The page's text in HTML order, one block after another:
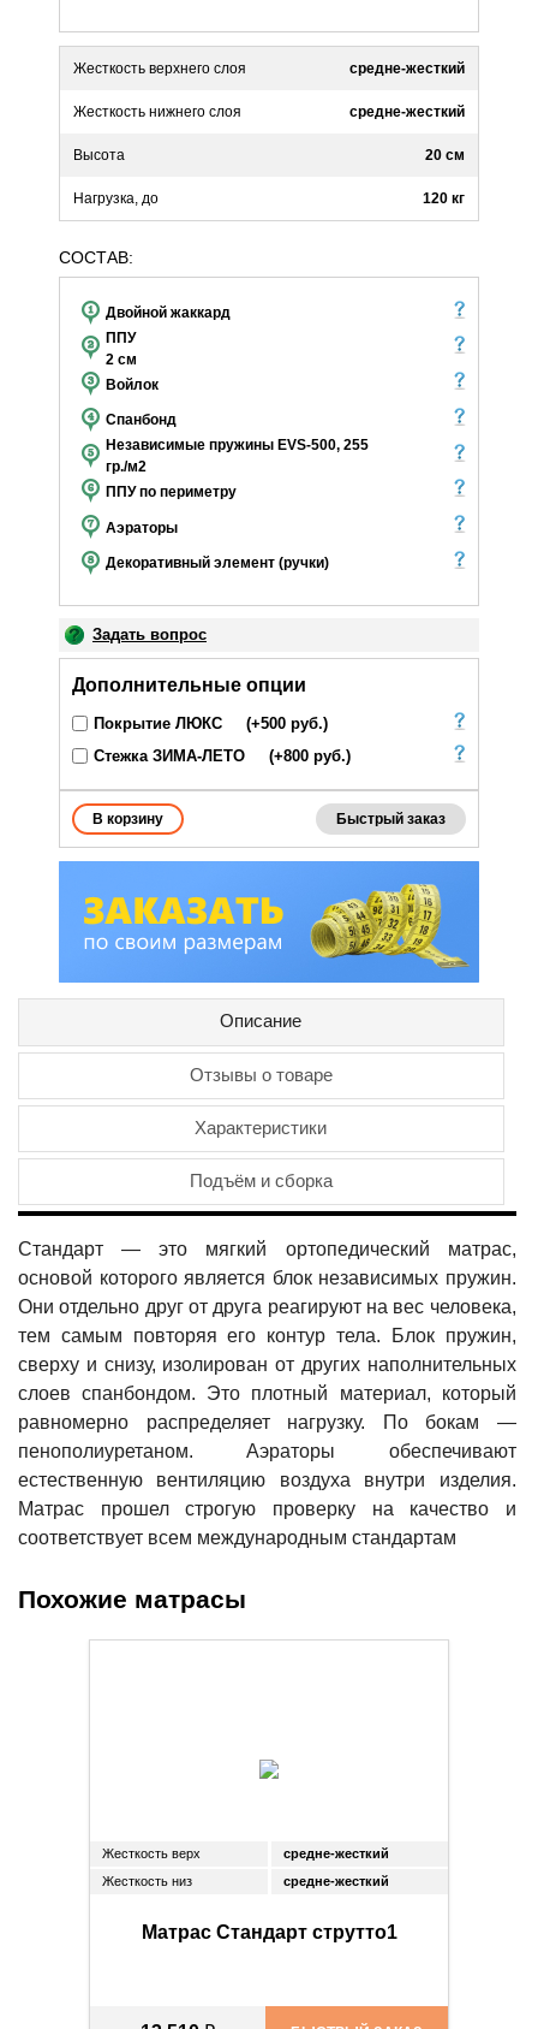
Жесткость верхнего слоя средне-жесткий
Жесткость нижнего слоя средне-жесткий
Высота 20 см
Нагрузка, до 120 кг
СОСТАВ:
Двойной жаккард
ППУ
2 см
Войлок
Спанбонд
Независимые пружины EVS-500, 255
гр./м2
ППУ по периметру
Аэраторы
Декоративный элемент (ручки)
Задать вопрос
Дополнительные опции
Покрытие ЛЮКС
(+500 руб.)
Стежка ЗИМА-ЛЕТО
(+800 руб.)
Быстрый заказ
Описание
Отзывы о товаре
Характеристики
Подъём и сборка
Стандарт — это мягкий ортопедический матрас,
основой которого является блок независимых пружин.
Они отдельно друг от друга реагируют на вес человека,
тем самым повторяя его контур тела. Блок пружин,
сверху и снизу, изолирован от других наполнительных
слоев спанбондом. Это плотный материал, который
равномерно распределяет нагрузку. По бокам —
пенополиуретаном. Аэраторы обеспечивают
естественную вентиляцию воздуха внутри изделия.
Матрас прошел строгую проверку на качество и
соответствует всем международным стандартам
Похожие матрасы
Жесткость верх
средне-жесткий
Жесткость низ
средне-жесткий
Матрас Стандарт струтто1